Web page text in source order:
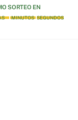
SORTEO EN
MINUTOS SEGUNDOS